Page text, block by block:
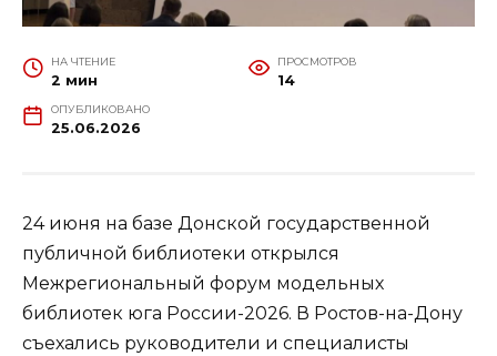
НА ЧТЕНИЕ
2 мин
ПРОСМОТРОВ
14
ОПУБЛИКОВАНО
25.06.2026
24 июня на базе Донской государственной
публичной библиотеки открылся
Межрегиональный форум модельных
библиотек юга России-2026. В Ростов-на-Дону
съехались руководители и специалисты